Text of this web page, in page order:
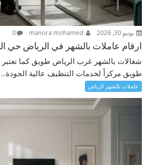
يونيو 30, 2026 0
ارقام عاملات بالشهر في الرياض حي النور
شغالات بالشهر غرب الرياض طويق كما
طويق مركزاً لخدمات التنظيف عالية الجودة...
عاملات بالشهر الرياض